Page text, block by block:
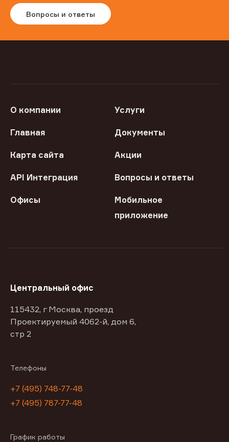
Вопросы и ответы
О компании Услуги
Главная Документы
Карта сайта Акции
API Интеграция Вопросы и ответы
Офисы
Мобильное
приложение
Центральный офис
115432, г Москва, проезд
Проектируемый 4062-й, дом 6,
стр 2
Телефоны
+7 (495) 748-77-48
+7 (495) 787-77-48
График работы